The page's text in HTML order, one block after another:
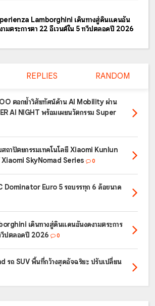
Lamborghini เดินทางสู่ดินแดนอัน
ามตระการตา 22 อีเวนต์ใน 5 ทวีปตลอดปี 2026
REPLIES RANDOM
ตอกย้ำวิสัยทัศน์ด้าน AI Mobility ผ่าน
AI NIGHT พร้อมเผยนวัตกรรม Super
ถาปัตยกรรมเทคโนโลยี Xiaomi Kunlun
Xiaomi SkyNomad Series
0
Dominator Euro 5 รถบรรทุก 6 ล้อขนาด
เดินทางสู่ดินแดนอันงดงามตระการ
วีปตลอดปี 2026
0
รถ SUV พื้นที่กว้างสุดอัจฉริยะ ปรับเปลี่ยน